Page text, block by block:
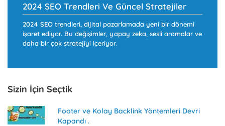
2024 SEO Trendleri Ve Güncel Stratejiler
2024 SEO trendleri, dijital pazarlamada yeni bir dönemi
işaret ediyor. Bu değişimler, yapay zeka, sesli aramalar ve
daha bir çok stratejiyi içeriyor.
Sizin İçin Seçtik
Footer ve Kolay Backlink Yöntemleri Devri
Kapandı .